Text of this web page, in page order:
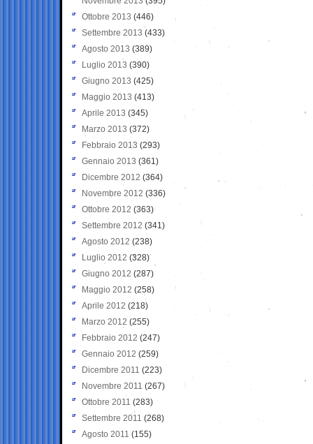
Ottobre 2013 (446)
Settembre 2013 (433)
Agosto 2013 (389)
Luglio 2013 (390)
Giugno 2013 (425)
Maggio 2013 (413)
Aprile 2013 (345)
Marzo 2013 (372)
Febbraio 2013 (293)
Gennaio 2013 (361)
Dicembre 2012 (364)
Novembre 2012 (336)
Ottobre 2012 (363)
Settembre 2012 (341)
Agosto 2012 (238)
Luglio 2012 (328)
Giugno 2012 (287)
Maggio 2012 (258)
Aprile 2012 (218)
Marzo 2012 (255)
Febbraio 2012 (247)
Gennaio 2012 (259)
Dicembre 2011 (223)
Novembre 2011 (267)
Ottobre 2011 (283)
Settembre 2011 (268)
Agosto 2011 (155)